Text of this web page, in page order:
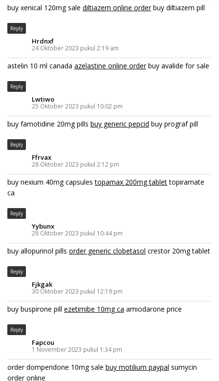
buy xenical 120mg sale diltiazem online orderbuy diltiazem pill
Reply
Hrdnxf
24 Oktober 2023 pukul 2:19 am
astelin 10 ml canada azelastine online orderbuy avalide for sale
Reply
Lwtiwo
25 Oktober 2023 pukul 10:02 pm
buy famotidine 20mg pills buy generic pepcid buy prograf pill
Reply
Ffrvax
28 Oktober 2023 pukul 2:12 pm
buy nexium 40mg capsulestopamax 200mg tablettopiramate
ca
Reply
Yybunx
28 Oktober 2023 pukul 10:44 pm
buy allopurinol pills order generic clobetasol crestor 20mg tablet
Reply
Fjkgak
30 Oktober 2023 pukul 12:19 pm
buy buspirone pill ezetimibe 10mg ca amiodarone price
Reply
Fapcou
1 November 2023 pukul 1:34 pm
order domperidone 10mg sale buy motilium paypal sumycin
order online